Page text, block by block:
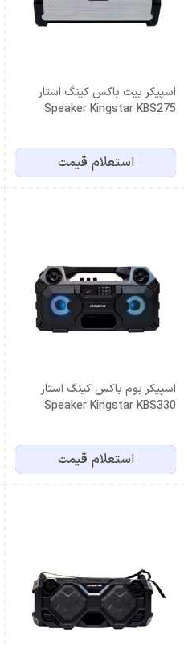
اسپیکر بیت باکس کینگ استار
Speaker Kingstar KBS275
استعلام قیمت
اسپیکر بوم باکس کینگ استار
Speaker Kingstar KBS330
استعلام قیمت